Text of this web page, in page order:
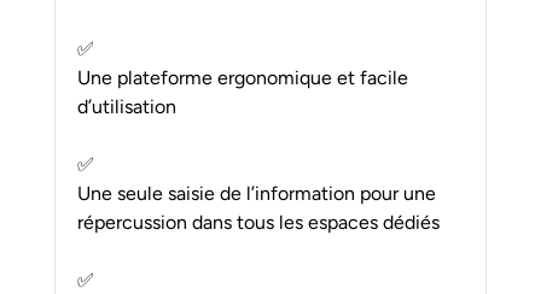
✅
Une plateforme ergonomique et facile
d’utilisation
✅
Une seule saisie de l’information pour une
répercussion dans tous les espaces dédiés
✅